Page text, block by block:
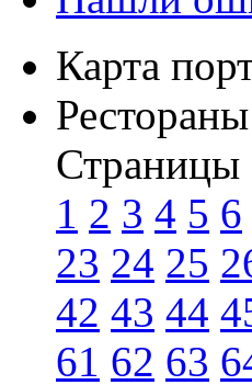
Карта
Рестораны
Страницы
1 2 3 4 5 6
23 24 25
42 43 44
61 62 63